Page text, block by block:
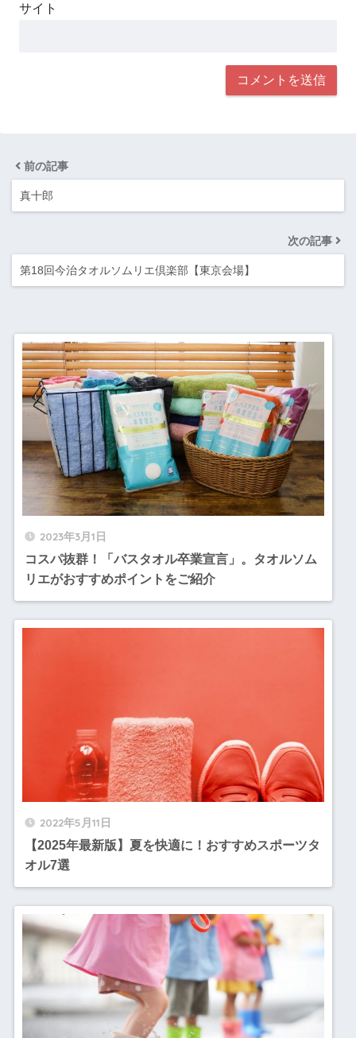
サイト
前の記事
真十郎
次の記事
第18回今治タオルソムリエ倶楽部【東京会場】
2023年3月1日
コスパ抜群！「バスタオル卒業宣言」。タオルソム
リエがおすすめポイントをご紹介
2022年5月11日
【2025年最新版】夏を快適に！おすすめスポーツタ
オル7選